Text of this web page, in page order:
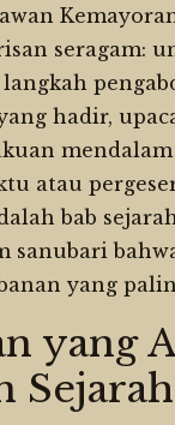
seragam:
hadir,
atau
bab
sanubari
yang
yang